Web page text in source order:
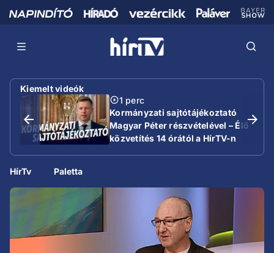
Kiemelt videók
1 perc
Kormányzati sajtótájékoztató
Magyar Péter részvételével – Élő
közvetítés 14 órától a HírTV-n
HírTv Paletta